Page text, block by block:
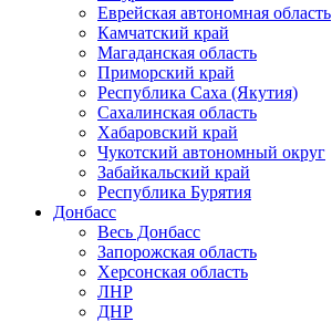
Еврейская автономная область
Камчатский край
Магаданская область
Приморский край
Республика Саха (Якутия)
Сахалинская область
Хабаровский край
Чукотский автономный округ
Забайкальский край
Республика Бурятия
Донбасс
Весь Донбасс
Запорожская область
Херсонская область
ЛНР
ДНР